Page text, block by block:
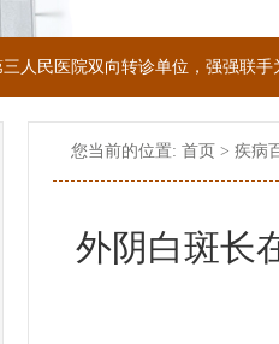
华西妇儿联盟合作医院！
人民医院双向转诊单位，强强联手
028-61069090；警惕虚假广告，
您当前的位置: 首页 > 疾病
外阴白斑长